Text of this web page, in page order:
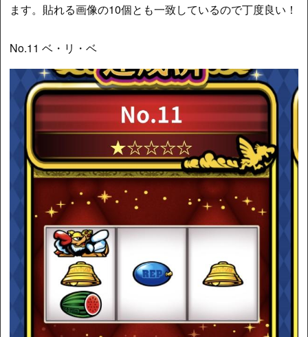
ます。貼れる画像の10個とも一致しているので丁度良い！
No.11 ベ・リ・ベ